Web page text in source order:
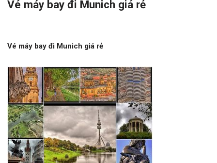
Vé máy bay đi Munich giá rẻ
Vé máy bay đi Munich giá rẻ